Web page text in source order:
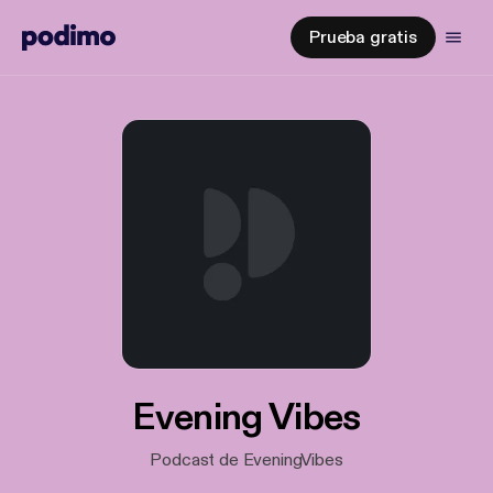
Prueba gratis
Evening Vibes
Podcast de EveningVibes